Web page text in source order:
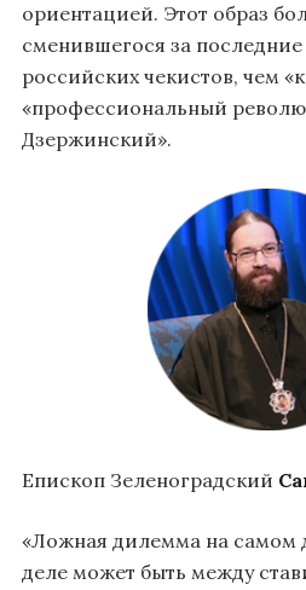
ориентацией. Этот образ
сменившегося за
российских чекистов, чем
«профессиональный
Дзержинский».
Епископ Зеленоградский
«Ложная дилемма на самом
деле может быть между